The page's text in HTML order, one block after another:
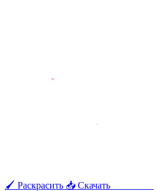
🖌 Раскрасить 📥 Скачать